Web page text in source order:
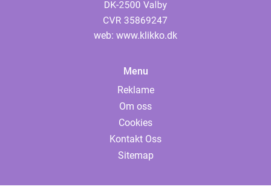
web: www.klikko.dk
Menu
Reklame
Om oss
Cookies
Kontakt Oss
Sitemap